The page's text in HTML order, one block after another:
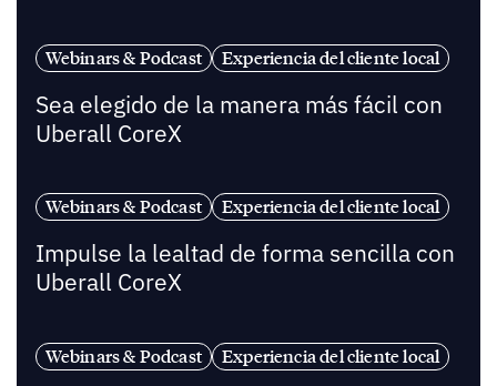
Webinars & Podcast Experiencia del cliente local
Sea elegido de la manera más fácil con
Uberall CoreX
Webinars & Podcast Experiencia del cliente local
Impulse la lealtad de forma sencilla con
Uberall CoreX
Webinars & Podcast Experiencia del cliente local